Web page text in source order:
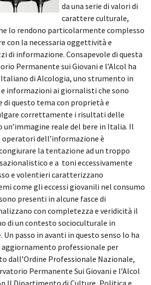
da una serie di valori di
carattere culturale,
lo rendono particolarmente complesso
con la necessaria oggettività e
di informazione. Consapevole di questa
Permanente sui Giovani e l’Alcol ha
di Alcologia, uno strumento in
informazioni ai giornalisti che sono
di questo tema con proprietà e
correttamente i risultati delle
un’immagine reale del bere in Italia. Il
dell’informazione è
la tentazione ad un troppo
e a toni eccessivamente
e volentieri caratterizzano
come gli eccessi giovanili nel consumo
presenti in alcune fasce di
con completezza e veridicità il
di un contesto socioculturale in
passo in avanti in questo senso lo ha
professionale per
dall’Ordine Professionale Nazionale,
Permanente Sui Giovani e l’Alcol